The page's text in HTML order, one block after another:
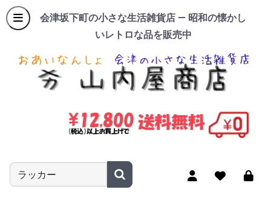
会津坂下町の小さな生活雑貨店 — 昭和の懐かし
いレトロな品を販売中
商品名やキーワードを入力